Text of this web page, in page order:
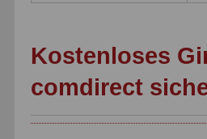
Kostenloses
comdirect